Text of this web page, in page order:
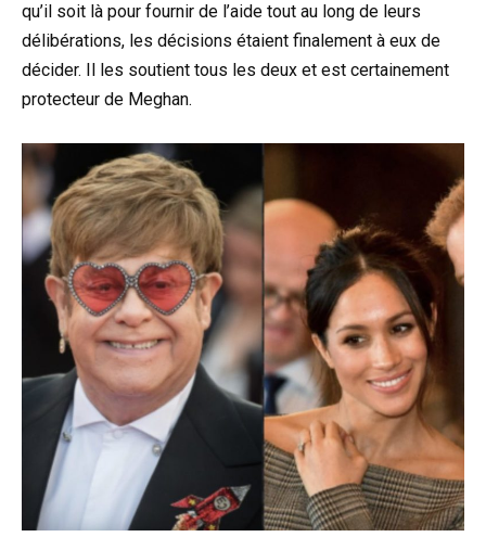
qu’il soit là pour fournir de l’aide tout au long de leurs
délibérations, les décisions étaient finalement à eux de
décider. Il les soutient tous les deux et est certainement
protecteur de Meghan.